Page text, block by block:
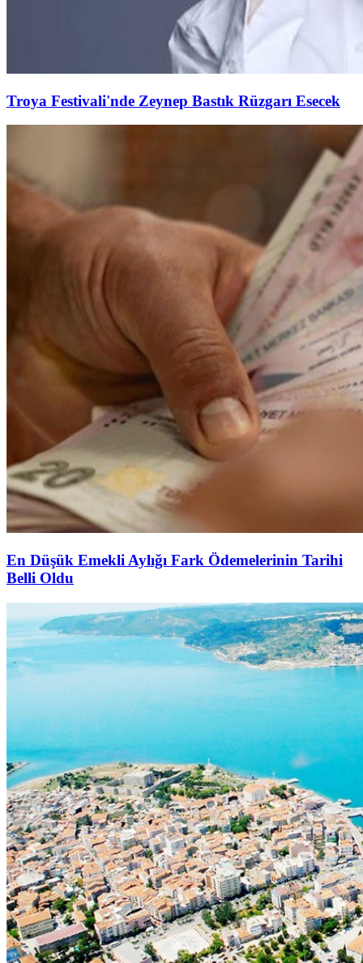
Troya Festivali'nde Zeynep Bastık Rüzgarı Esecek
En Düşük Emekli Aylığı Fark Ödemelerinin Tarihi
Belli Oldu